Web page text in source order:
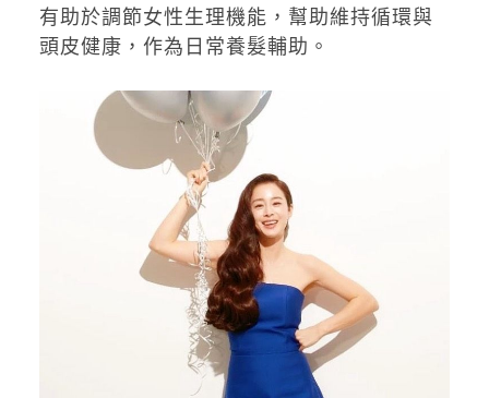
有助於調節女性生理機能，幫助維持循環與
頭皮健康，作為日常養髮輔助。